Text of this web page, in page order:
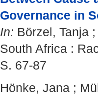
Governance in
In: Börzel, Tanja
South Africa :
S. 67-87
Hönke, Jana ;